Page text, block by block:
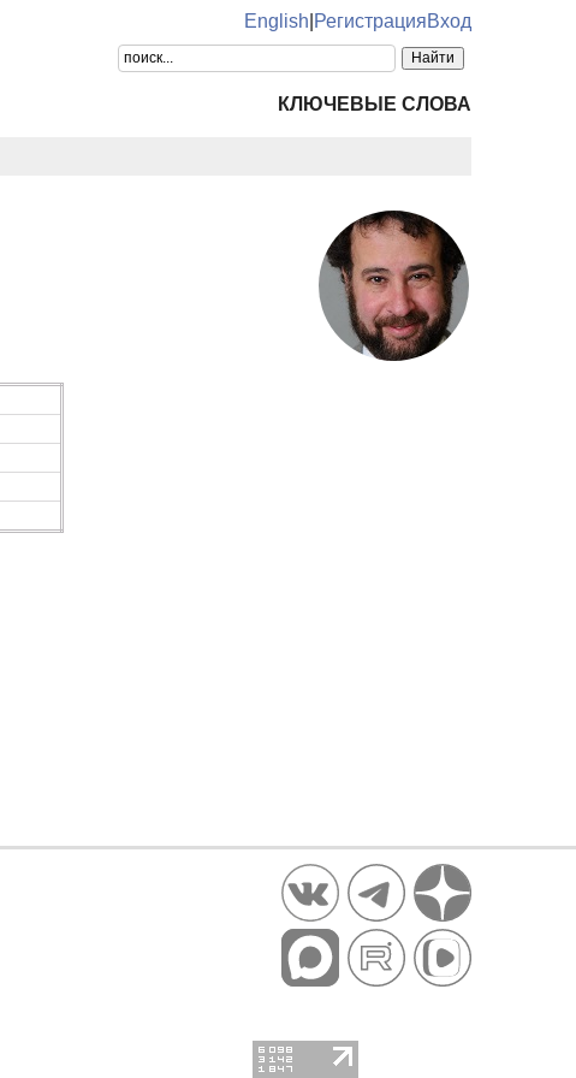
English РегистрацияВход
КЛЮЧЕВЫЕ СЛОВА